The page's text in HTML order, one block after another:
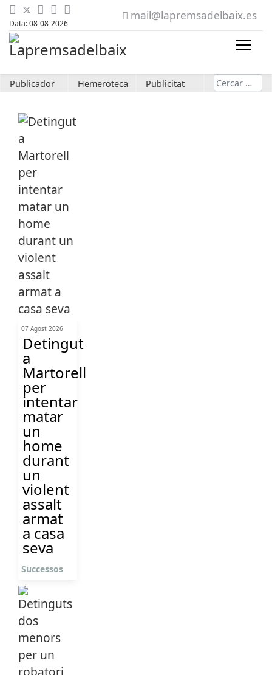
Data: 08-08-2026
mail@lapremsadelbaix.es
Publicador Hemeroteca Publicitat Cerca
07 Agost 2026
Detingut
a
Martorell
per
intentar
matar
un
home
durant
un
violent
assalt
armat
a casa
seva
Successos